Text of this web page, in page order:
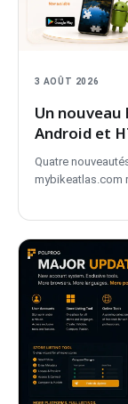
3 AOÛT 2026
Un
Android et
Quatre
mybikeatlas.com